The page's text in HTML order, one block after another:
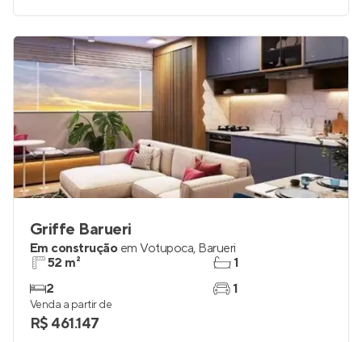
Griffe Barueri
Em construção em Votupoca, Barueri
52 m²
2
1
1
Venda a partir de
R$ 461.147